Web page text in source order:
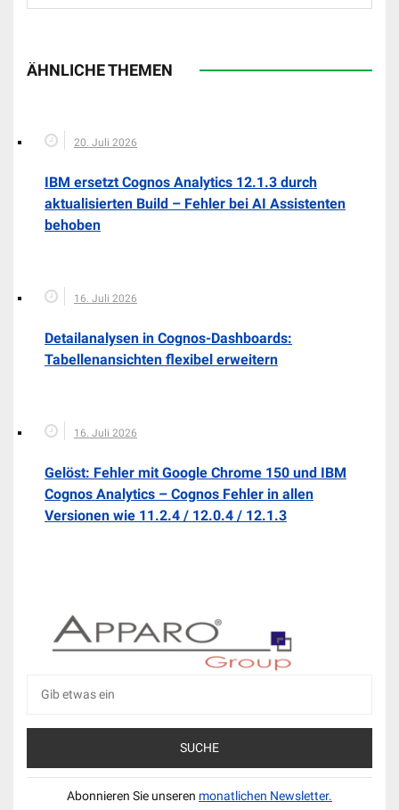
ÄHNLICHE THEMEN
20. Juli 2026
IBM ersetzt Cognos Analytics 12.1.3 durch
aktualisierten Build – Fehler bei AI Assistenten
behoben
16. Juli 2026
Detailanalysen in Cognos-Dashboards:
Tabellenansichten flexibel erweitern
16. Juli 2026
Gelöst: Fehler mit Google Chrome 150 und IBM
Cognos Analytics – Cognos Fehler in allen
Versionen wie 11.2.4 / 12.0.4 / 12.1.3
nach:
Abonnieren Sie unseren monatlichen Newsletter.